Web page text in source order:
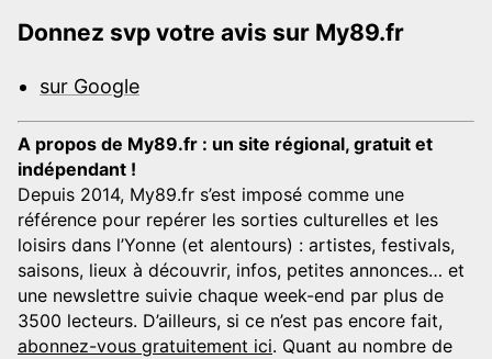
Donnez svp votre avis sur My89.fr
sur Google
A propos de My89.fr : un site régional, gratuit et
indépendant !
Depuis 2014, My89.fr s’est imposé comme une
référence pour repérer les sorties culturelles et les
loisirs dans l’Yonne (et alentours) : artistes, festivals,
saisons, lieux à découvrir, infos, petites annonces… et
une newslettre suivie chaque week-end par plus de
3500 lecteurs. D’ailleurs, si ce n’est pas encore fait,
abonnez-vous gratuitement ici. Quant au nombre de